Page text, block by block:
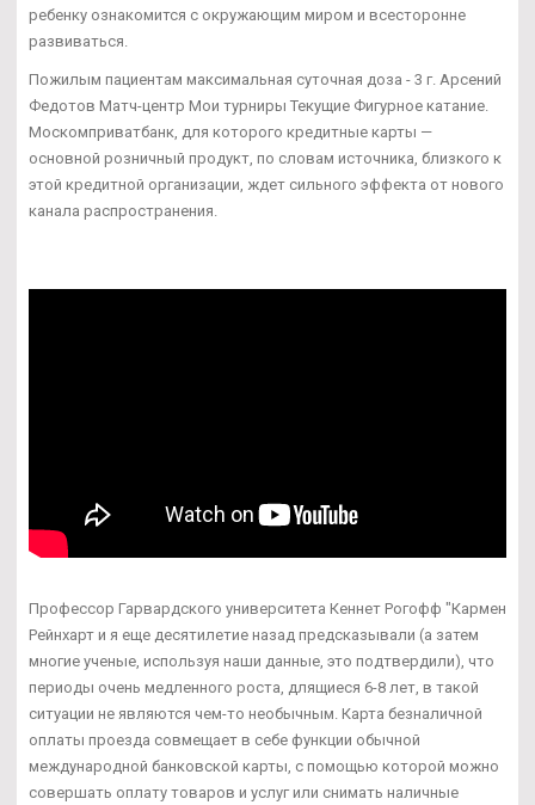
ребенку ознакомится с окружающим миром и всесторонне
развиваться.
Пожилым пациентам максимальная суточная доза - 3 г. Арсений
Федотов Матч-центр Мои турниры Текущие Фигурное катание.
Москомприватбанк, для которого кредитные карты —
основной розничный продукт, по словам источника, близкого к
этой кредитной организации, ждет сильного эффекта от нового
канала распространения.
Профессор Гарвардского университета Кеннет Рогофф "Кармен
Рейнхарт и я еще десятилетие назад предсказывали (а затем
многие ученые, используя наши данные, это подтвердили), что
периоды очень медленного роста, длящиеся 6-8 лет, в такой
ситуации не являются чем-то необычным. Карта безналичной
оплаты проезда совмещает в себе функции обычной
международной банковской карты, с помощью которой можно
совершать оплату товаров и услуг или снимать наличные